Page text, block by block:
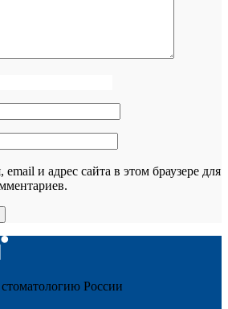
и адрес сайта в этом браузере для
России